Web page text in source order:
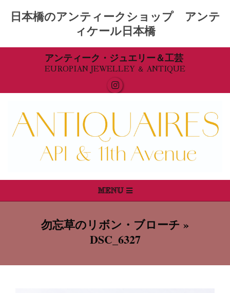
日本橋のアンティークショップ アンテ
ィケール日本橋
アンティーク・ジュエリー＆工芸
EUROPIAN JEWELLEY ＆ ANTIQUE
Navigation
MENU
勿忘草のリボン・ブローチ »
DSC_6327